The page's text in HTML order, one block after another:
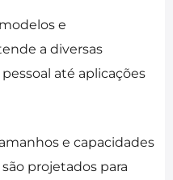
e
a diversas
até aplicações
e capacidades
projetados para